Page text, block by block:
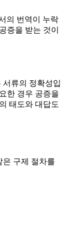
의 번역이 누락
증을 받는 것이
류의 정확성입
한 경우 공증을
태도와 대답도
은 구제 절차를